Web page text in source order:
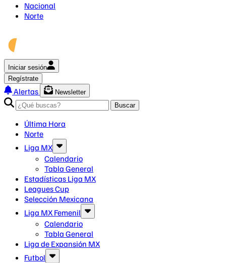
Nacional
Norte
Iniciar sesión
Regístrate
Alertas
Newsletter
Buscar
Última Hora
Norte
Liga MX
Calendario
Tabla General
Estadísticas Liga MX
Leagues Cup
Selección Mexicana
Liga MX Femenil
Calendario
Tabla General
Liga de Expansión MX
Futbol